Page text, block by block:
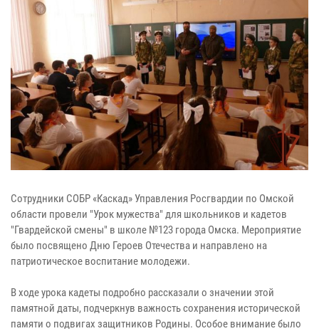
Сотрудники СОБР «Каскад» Управления Росгвардии по Омской
области провели "Урок мужества" для школьников и кадетов
"Гвардейской смены" в школе №123 города Омска. Мероприятие
было посвящено Дню Героев Отечества и направлено на
патриотическое воспитание молодежи.
В ходе урока кадеты подробно рассказали о значении этой
памятной даты, подчеркнув важность сохранения исторической
памяти о подвигах защитников Родины. Особое внимание было